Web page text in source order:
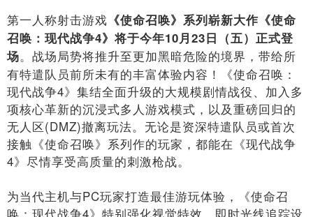
第一人称射击游戏 《使命召唤》系列崭新大作《使命
召唤：现代战争4》将于今年10月23日（五）正式登
场。战场局势将推升至更加黑暗危险的境界，带给所
有特遣队员前所未有的丰富体验内容！《使命召唤：
现代战争4》集结全面升级的大规模剧情战役、加入多
项核心革新的沉浸式多人游戏模式，以及重磅回归的
无人区(DMZ)撤离玩法。无论是资深特遣队员或首次
接触《使命召唤》系列作的玩家，都能在《现代战争
4》尽情享受高质量的刺激枪战。
为当代主机与PC玩家打造最佳游玩体验，《使命召
唤：现代战争4》特别强化视觉特效、即时光线追踪设